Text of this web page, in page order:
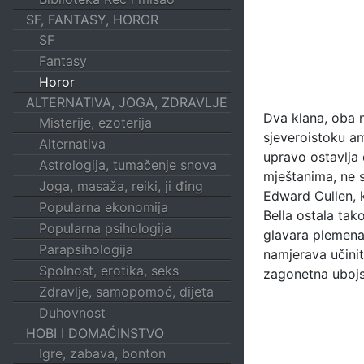
SF, FANTASY, HOROR
SF
Fantasy
Horor
ALTERNATIVA, JOGA, ZDRAVLJE
Misterije, ezoterija
Alternativa
Astrologija, tumačenje snova
Joga, masaža, reiki, ji đing
Popularna ekonomija
Popularna psihologija
Parapsihologija
Spolnost, erotika, seks
Zdravlje, samopomoć, dijeta
Duhovnost
HOBI I DOMAĆINSTVO
Igre, zabava, bonton
Dva klana, oba
sjeveroistoku
upravo ostavlja
mještanima, ne
Edward Cullen,
Bella ostala
glavara
namjerava
zagonetna